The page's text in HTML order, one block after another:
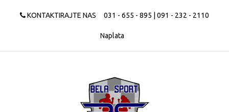
KONTAKTIRAJTE NAS 031 - 655 - 895 | 091 - 232 - 2110
Naplata